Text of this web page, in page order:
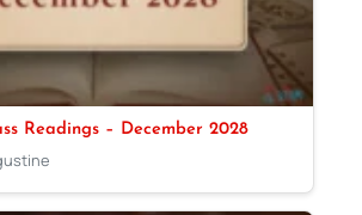
Readings – December 2028